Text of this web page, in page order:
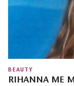
BEAUTY
RIHANNA ΜΕ